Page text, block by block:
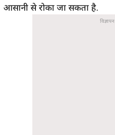
आसानी से रोका जा सकता है.